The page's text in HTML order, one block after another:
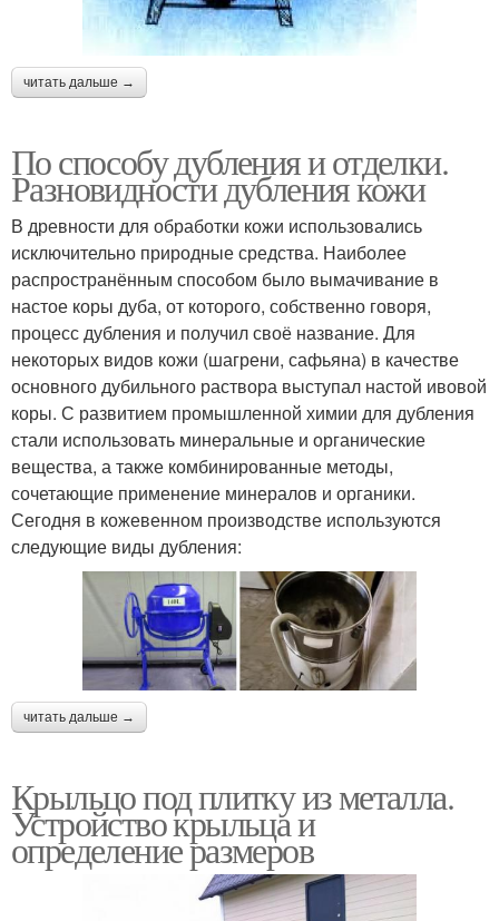
читать дальше →
По способу дубления и отделки.
Разновидности дубления кожи
В древности для обработки кожи использовались
исключительно природные средства. Наиболее
распространённым способом было вымачивание в
настое коры дуба, от которого, собственно говоря,
процесс дубления и получил своё название. Для
некоторых видов кожи (шагрени, сафьяна) в качестве
основного дубильного раствора выступал настой ивовой
коры. С развитием промышленной химии для дубления
стали использовать минеральные и органические
вещества, а также комбинированные методы,
сочетающие применение минералов и органики.
Сегодня в кожевенном производстве используются
следующие виды дубления:
читать дальше →
Крыльцо под плитку из металла.
Устройство крыльца и
определение размеров